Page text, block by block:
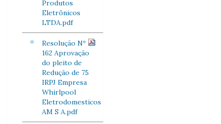
Produtos
Eletrônicos
LTDA.pdf
Resolução Nº
162 Aprovação
do pleito de
Redução de 75
IRPJ Empresa
Whirlpool
Eletrodomesticos
AM S A.pdf